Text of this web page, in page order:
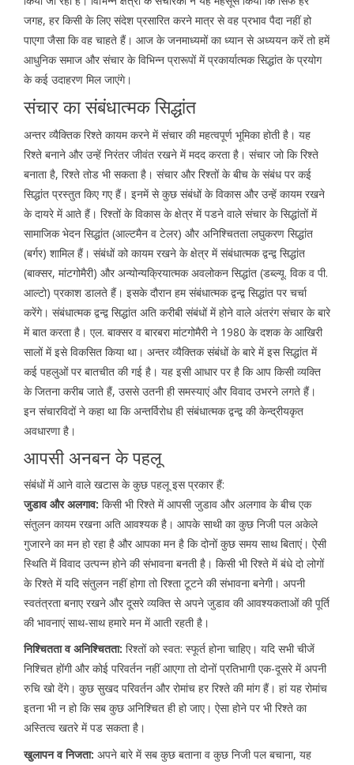
जगह, हर किसी के लिए संदेश प्रसारित करने मात्र से वह प्रभाव पैदा नहीं हो
पाएगा जैसा कि वह चाहते हैं। आज के जनमाध्यमों का ध्यान से अध्ययन करें तो हमें
आधुनिक समाज और संचार के विभिन्न प्रारूपों में प्रकार्यात्मक सिद्धांत के प्रयोग
के कई उदाहरण मिल जाएंगे।
संचार का संबंधात्मक सिद्धांत
अन्तर व्यैक्तिक रिश्ते कायम करने में संचार की महत्वपूर्ण भूमिका होती है। यह
रिश्ते बनाने और उन्हें निरंतर जीवंत रखने में मदद करता है। संचार जो कि रिश्ते
बनाता है, रिश्ते तोड भी सकता है। संचार और रिश्तों के बीच के संबंध पर कई
सिद्धांत प्रस्तुत किए गए हैं। इनमें से कुछ संबंधों के विकास और उन्हें कायम रखने
के दायरे में आते हैं। रिश्तों के विकास के क्षेत्र में पडने वाले संचार के सिद्धांतों में
सामाजिक भेदन सिद्धांत (आल्टमैन व टेलर) और अनिश्चितता लघुकरण सिद्धांत
(बर्गर) शामिल हैं। संबंधों को कायम रखने के क्षेत्र में संबंधात्मक द्वन्द्व सिद्धांत
(बाक्सर, मांटगोमैरी) और अन्योन्यक्रियात्मक अवलोकन सिद्धांत (डब्ल्यू. विक व पी.
आल्टो) प्रकाश डालते हैं। इसके दौरान हम संबंधात्मक द्वन्द्व सिद्धांत पर चर्चा
करेंगे। संबंधात्मक द्वन्द्व सिद्धांत अति करीबी संबंधों में होने वाले अंतरंग संचार के बारे
में बात करता है। एल. बाक्सर व बारबरा मांटगोमैरी ने 1980 के दशक के आखिरी
सालों में इसे विकसित किया था। अन्तर व्यैक्तिक संबंधों के बारे में इस सिद्धांत में
कई पहलुओं पर बातचीत की गई है। यह इसी आधार पर है कि आप किसी व्यक्ति
के जितना करीब जाते हैं, उससे उतनी ही समस्याएं और विवाद उभरने लगते हैं।
इन संचारविदों ने कहा था कि अन्तर्विरोध ही संबंधात्मक द्वन्द्व की केन्द्रीयकृत
अवधारणा है।
आपसी अनबन के पहलू
संबंधों में आने वाले खटास के कुछ पहलू इस प्रकार हैं:
जुडाव और अलगाव: किसी भी रिश्ते में आपसी जुडाव और अलगाव के बीच एक
संतुलन कायम रखना अति आवश्यक है। आपके साथी का कुछ निजी पल अकेले
गुजारने का मन हो रहा है और आपका मन है कि दोनों कुछ समय साथ बिताएं। ऐसी
स्थिति में विवाद उत्पन्न होने की संभावना बनती है। किसी भी रिश्ते में बंधे दो लोगों
के रिश्ते में यदि संतुलन नहीं होगा तो रिश्ता टूटने की संभावना बनेगी। अपनी
स्वतंत्रता बनाए रखने और दूसरे व्यक्ति से अपने जुडाव की आवश्यकताओं की पूर्ति
की भावनाएं साथ-साथ हमारे मन में आती रहती है।
निश्चितता व अनिश्चितता: रिश्तों को स्वत: स्फूर्त होना चाहिए। यदि सभी चीजें
निश्चित होंगी और कोई परिवर्तन नहीं आएगा तो दोनों प्रतिभागी एक-दूसरे में अपनी
रुचि खो देंगे। कुछ सुखद परिवर्तन और रोमांच हर रिश्ते की मांग हैं। हां यह रोमांच
इतना भी न हो कि सब कुछ अनिश्चित ही हो जाए। ऐसा होने पर भी रिश्ते का
अस्तित्व खतरे में पड सकता है।
खुलापन व निजता: अपने बारे में सब कुछ बताना व कुछ निजी पल बचाना, यह